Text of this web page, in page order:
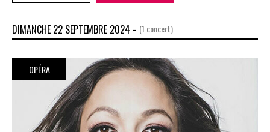
DIMANCHE 22 SEPTEMBRE 2024 - (1 concert)
OPÉRA